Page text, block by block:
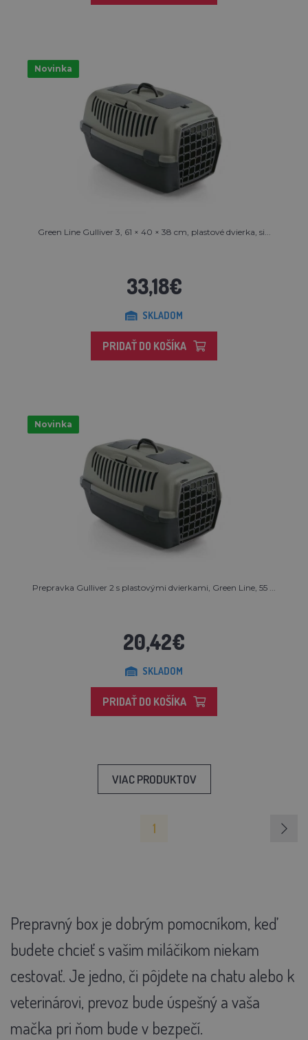
Novinka
Green Line Gulliver 3, 61 × 40 × 38 cm, plastové dvierka, si...
33,18€
SKLADOM
PRIDAŤ DO KOŠÍKA
Novinka
Prepravka Gulliver 2 s plastovými dvierkami, Green Line, 55 ...
20,42€
SKLADOM
PRIDAŤ DO KOŠÍKA
VIAC PRODUKTOV
1
Prepravný box je dobrým pomocníkom, keď
budete chcieť s vašim miláčikom niekam
cestovať. Je jedno, či pôjdete na chatu alebo k
veterinárovi, prevoz bude úspešný a vaša
mačka pri ňom bude v bezpečí.